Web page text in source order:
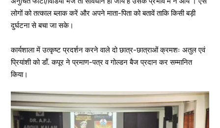
लोगों को तत्काल ब्लाक करें और अपने माता-पिता को बतावें ताकि किसी बड़ी
दुर्घटना से बचा जा सके।
कार्यशाला में उत्कृष्ट प्रदर्शन करने वाले दो छात्र-छात्राओं क्रमशः अतुल एवं
प्रियांशी को डॉं. कपूर ने प्रमाण-पत्र व गोल्डन बैज प्रदान कर सम्मानित
किया।